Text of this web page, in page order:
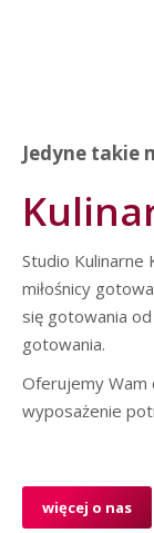
Jedyne takie
Studio
miłośnicy
się gotowania
gotowania.
Oferujemy
wyposażenie
więcej o nas